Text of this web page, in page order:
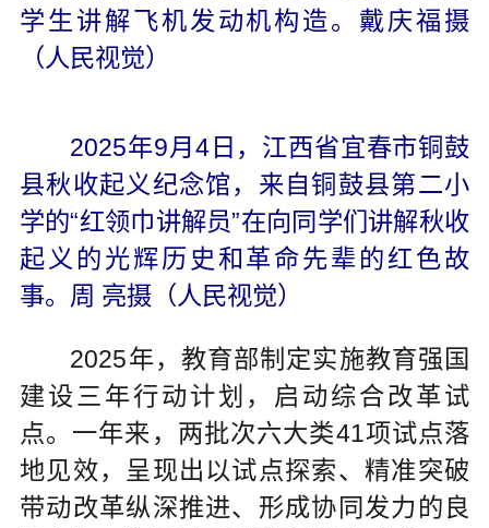
学生讲解飞机发动机构造。戴庆福摄
（人民视觉）
2025年9月4日，江西省宜春市铜鼓
县秋收起义纪念馆，来自铜鼓县第二小
学的“红领巾讲解员”在向同学们讲解秋收
起义的光辉历史和革命先辈的红色故
事。周 亮摄（人民视觉）
2025年，教育部制定实施教育强国
建设三年行动计划，启动综合改革试
点。一年来，两批次六大类41项试点落
地见效，呈现出以试点探索、精准突破
带动改革纵深推进、形成协同发力的良